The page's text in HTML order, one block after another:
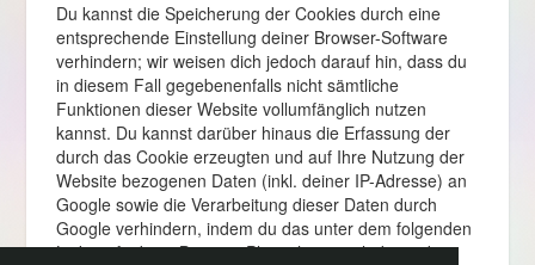
Du kannst die Speicherung der Cookies durch eine
entsprechende Einstellung deiner Browser-Software
verhindern; wir weisen dich jedoch darauf hin, dass du
in diesem Fall gegebenenfalls nicht sämtliche
Funktionen dieser Website vollumfänglich nutzen
kannst. Du kannst darüber hinaus die Erfassung der
durch das Cookie erzeugten und auf Ihre Nutzung der
Website bezogenen Daten (inkl. deiner IP-Adresse) an
Google sowie die Verarbeitung dieser Daten durch
Google verhindern, indem du das unter dem folgenden
Link verfügbare Browser-Plugin herunterlädst und